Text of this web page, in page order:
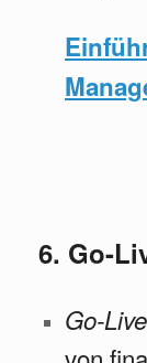
6. Go-
Go-